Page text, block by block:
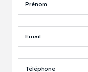
Prénom
Email
Téléphone